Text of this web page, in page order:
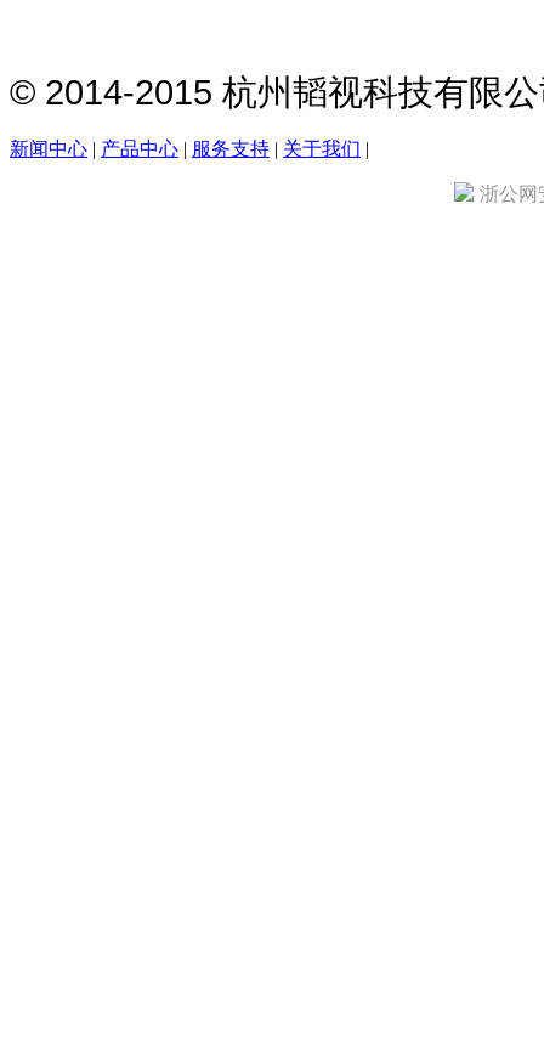
© 2014-2015 杭州韬视科技有限
新闻中心 | 产品中心 | 服务支持 | 关于我们 |
浙公网